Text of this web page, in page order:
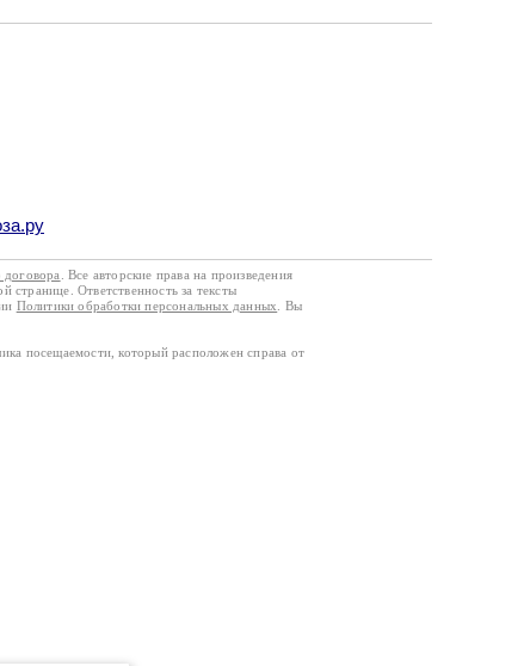
договора
. Все авторские права на произведения
странице. Ответственность за тексты
Политики обработки персональных данных
. Вы
посещаемости, который расположен справа от